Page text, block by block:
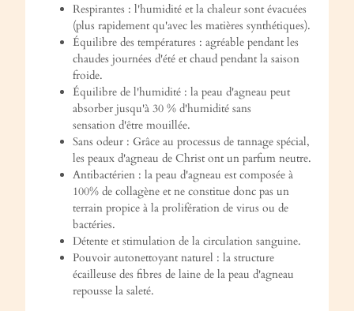
Respirantes : l'humidité et la chaleur sont évacuées
(plus rapidement qu'avec les matières synthétiques).
Équilibre des températures : agréable pendant les
chaudes journées d'été et chaud pendant la saison
froide.
Équilibre de l'humidité : la peau d'agneau peut
absorber jusqu'à 30 % d'humidité sans
sensation d'être mouillée.
Sans odeur : Grâce au processus de tannage spécial,
les peaux d'agneau de Christ ont un parfum neutre.
Antibactérien : la peau d'agneau est composée à
100% de collagène et ne constitue donc pas un
terrain propice à la prolifération de virus ou de
bactéries.
Détente et stimulation de la circulation sanguine.
Pouvoir autonettoyant naturel : la structure
écailleuse des fibres de laine de la peau d'agneau
repousse la saleté.